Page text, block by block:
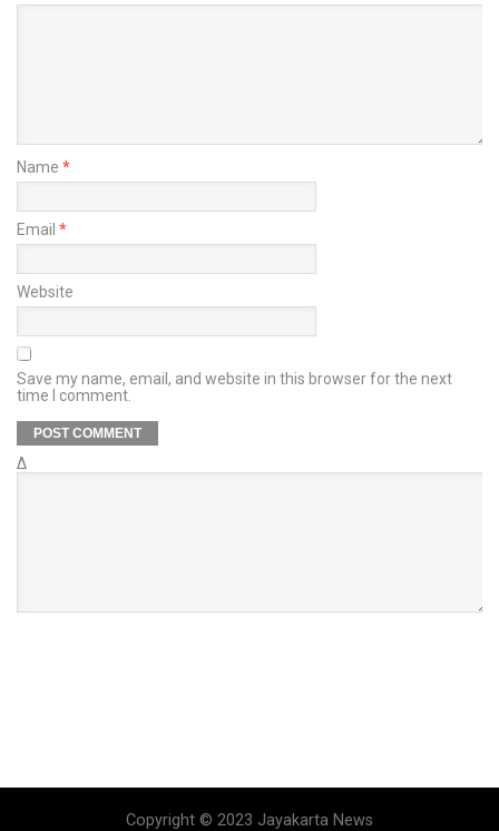
Name *
Email *
Website
Save my name, email, and website in this browser for the next
time I comment.
Δ
Copyright © 2023 Jayakarta News